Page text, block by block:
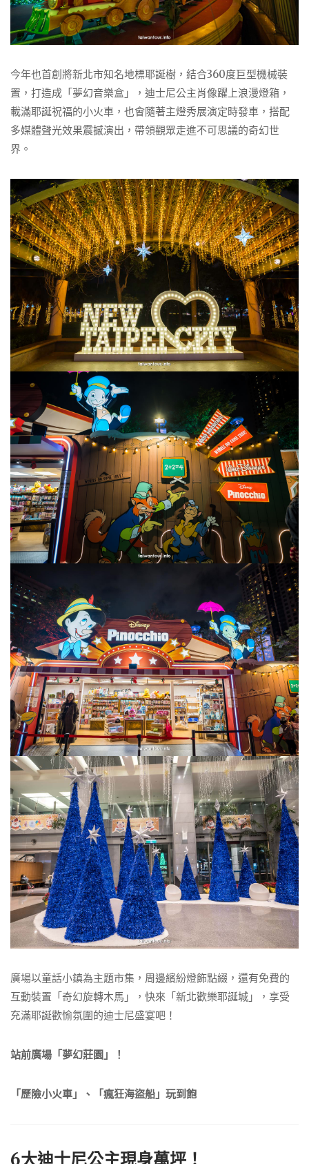
今年也首創將新北市知名地標耶誕樹，結合360度巨型機械裝
置，打造成「夢幻音樂盒」，迪士尼公主肖像躍上浪漫燈箱，
載滿耶誕祝福的小火車，也會隨著主燈秀展演定時發車，搭配
多媒體聲光效果震撼演出，帶領觀眾走進不可思議的奇幻世
界。
廣場以童話小鎮為主題市集，周邊繽紛燈飾點綴，還有免費的
互動裝置「奇幻旋轉木馬」，快來「新北歡樂耶誕城」，享受
充滿耶誕歡愉氛圍的迪士尼盛宴吧！
站前廣場「夢幻莊園」！
「歷險小火車」、「瘋狂海盜船」玩到飽
6大迪士尼公主現身萬坪！